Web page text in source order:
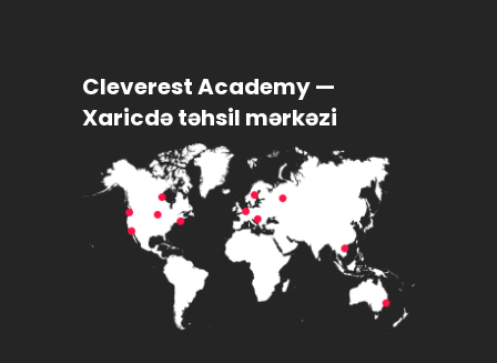
Cleverest Academy —
Xaricdə təhsil mərkəzi